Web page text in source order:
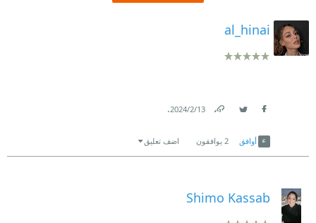
al_hinai
13‏/2‏/2024
.
أوافق 2 يوافقون اضف تعليق
Shimo Kassab